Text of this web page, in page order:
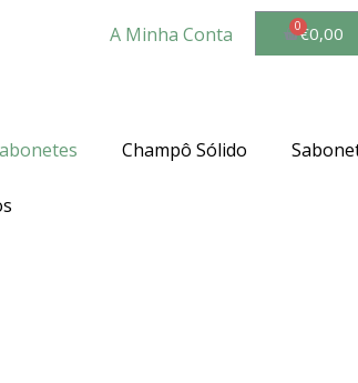
A Minha Conta €0,00
Champô Sólido
para Portugal Continental. Para as